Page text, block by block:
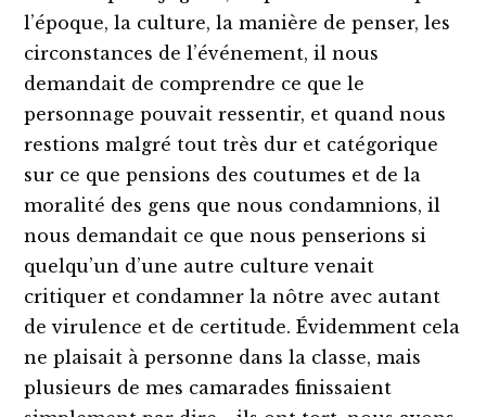
l’époque, la culture, la manière de penser, les
circonstances de l’événement, il nous
demandait de comprendre ce que le
personnage pouvait ressentir, et quand nous
restions malgré tout très dur et catégorique
sur ce que pensions des coutumes et de la
moralité des gens que nous condamnions, il
nous demandait ce que nous penserions si
quelqu’un d’une autre culture venait
critiquer et condamner la nôtre avec autant
de virulence et de certitude. Évidemment cela
ne plaisait à personne dans la classe, mais
plusieurs de mes camarades finissaient